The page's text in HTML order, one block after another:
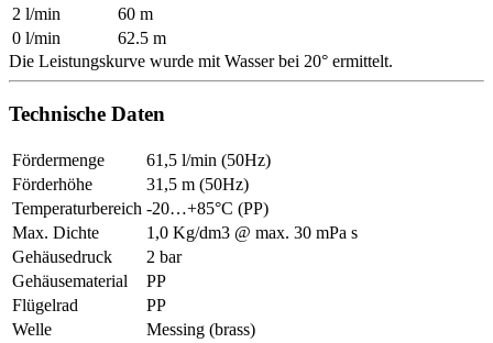
2 l/min
60 m
0 l/min
62.5 m
Die Leistungskurve wurde mit Wasser bei 20° ermittelt.
Technische Daten
Fördermenge
61,5 l/min (50Hz)
Förderhöhe
31,5 m (50Hz)
Temperaturbereich -20…+85°C (PP)
Max. Dichte
1,0 Kg/dm3 @ max. 30 mPa s
Gehäusedruck
2 bar
Gehäusematerial
PP
Flügelrad
PP
Welle
Messing (brass)